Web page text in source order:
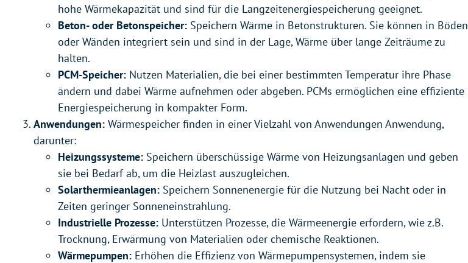
hohe Wärmekapazität und sind für die Langzeitenergiespeicherung geeignet.
Beton- oder Betonspeicher: Speichern Wärme in Betonstrukturen. Sie können in Böden
oder Wänden integriert sein und sind in der Lage, Wärme über lange Zeiträume zu
halten.
PCM-Speicher: Nutzen Materialien, die bei einer bestimmten Temperatur ihre Phase
ändern und dabei Wärme aufnehmen oder abgeben. PCMs ermöglichen eine effiziente
Energiespeicherung in kompakter Form.
Anwendungen: Wärmespeicher finden in einer Vielzahl von Anwendungen Anwendung,
darunter:
Heizungssysteme: Speichern überschüssige Wärme von Heizungsanlagen und geben
sie bei Bedarf ab, um die Heizlast auszugleichen.
Solarthermieanlagen: Speichern Sonnenenergie für die Nutzung bei Nacht oder in
Zeiten geringer Sonneneinstrahlung.
Industrielle Prozesse: Unterstützen Prozesse, die Wärmeenergie erfordern, wie z.B.
Trocknung, Erwärmung von Materialien oder chemische Reaktionen.
Wärmepumpen: Erhöhen die Effizienz von Wärmepumpensystemen, indem sie